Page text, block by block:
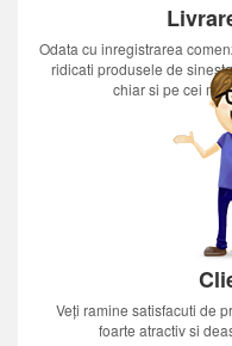
Odata cu inregistrarea
ridicati produsele de
chiar si pe cei
Veți ramine satisfacuti de
foarte atractiv si